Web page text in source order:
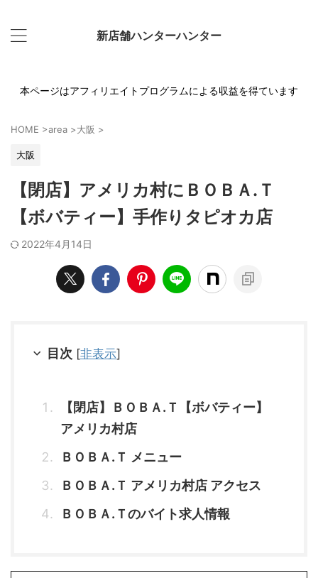
新店舗ハンターハンター
本ページはアフィリエイトプログラムによる収益を得ています
HOME >area >大阪 >
大阪
【閉店】アメリカ村にＢＯＢＡ.Ｔ
【ボバティー】手作りタピオカ店
2022年4月14日
目次 [非表示]
【閉店】ＢＯＢＡ.Ｔ【ボバティー】
アメリカ村店
ＢＯＢＡ.Ｔ メニュー
ＢＯＢＡ.Ｔ アメリカ村店 アクセス
ＢＯＢＡ.Ｔのバイト求人情報